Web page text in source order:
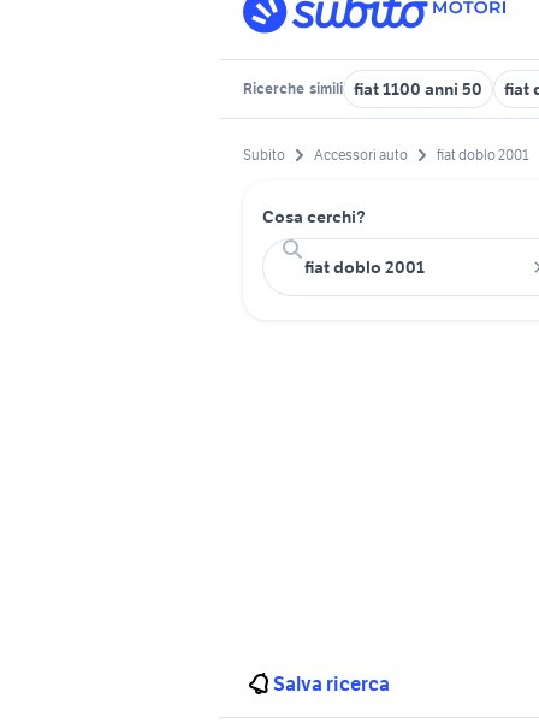
Ricerche simili fiat 1100 anni 50 fiat
Subito Accessori auto fiat doblo 2001
Cosa cerchi?
Salva ricerca